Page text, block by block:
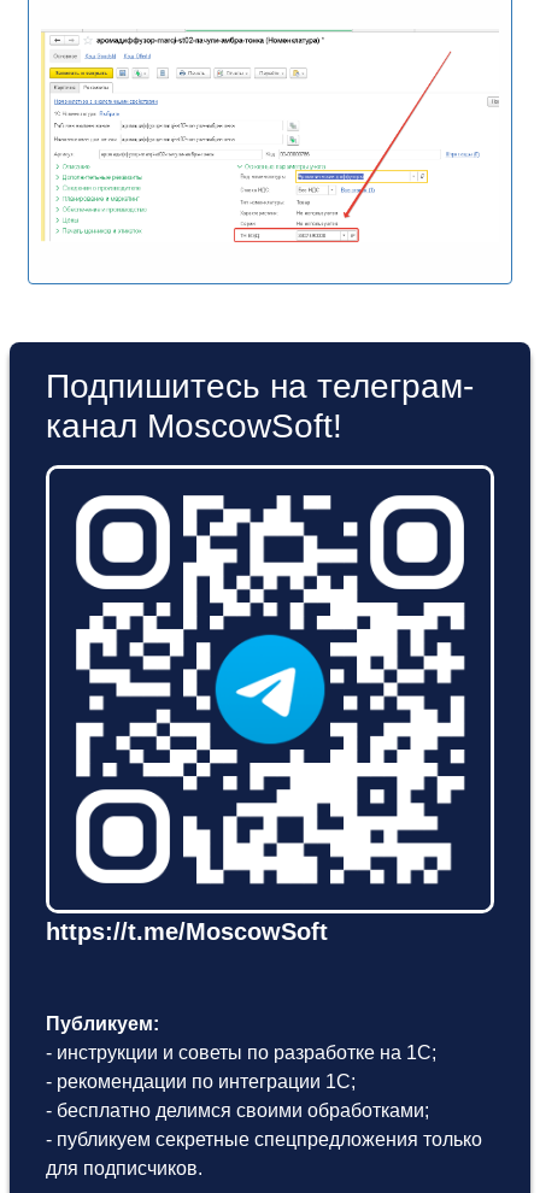
Подпишитесь на телеграм-
канал MoscowSoft!
https://t.me/MoscowSoft
Публикуем:
- инструкции и советы по разработке на 1С;
- рекомендации по интеграции 1С;
- бесплатно делимся своими обработками;
- публикуем секретные спецпредложения только
для подписчиков.